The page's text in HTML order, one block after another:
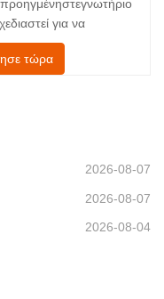
για
κόντρα πλακέ,
για να
πιο συνηθισμένες
καπλαμά:
τώρα
2026-08-07
2026-08-07
2026-08-04